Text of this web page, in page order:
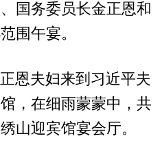
国务委员长金正恩和
围午宴。
恩夫妇来到习近平夫
，在细雨蒙蒙中，共
山迎宾馆宴会厅。